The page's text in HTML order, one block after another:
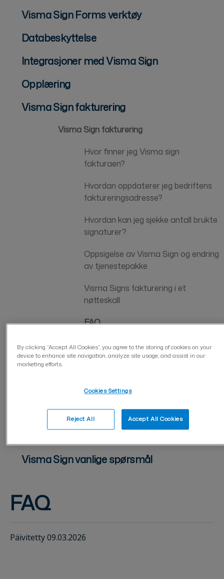
Visma Sign Forms verktøy
Databeskyttelse
Integrasjoner med Visma Sign
Opplæring
Visma Sign fakturering
Visma Sign fakturering
Hvor finner jeg Visma sign
fakturaen?
Hvordan oppdaterer jeg bedriftens
faktureringsadresse?
Hvordan kan jeg sjekke antall brukte
signaturer?
Oppsigelse av Visma Sign og endring
av tjenestepakke
Visma Signs fakturering i et
nøtteskall
FAQ
Kontaktinformasjon for Visma Sign-
fakturering
Sign-fakturaer
Visma Sign kundesupport åpningstider
Visma Sign vanlige spørsmål
FAQ
Päivitetty 09.03.2026
By clicking “Accept All Cookies”, you agree to the storing of cookies on your
device to enhance site navigation, analyze site usage, and assist in our
marketing efforts.
Cookies Settings
Reject All Accept All Cookies